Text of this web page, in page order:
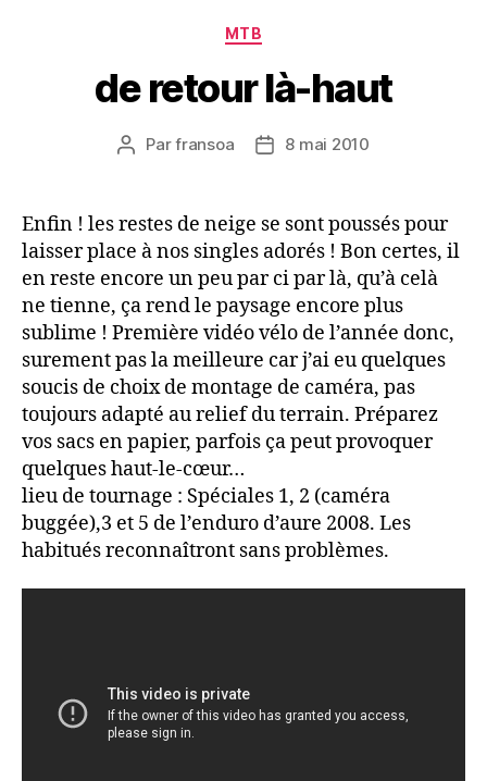
Catégories
MTB
de retour là-haut
Auteur
Parfransoa
Date8 mai 2010
Enfin ! les restes de neige se sont poussés pour
laisser place à nos singles adorés ! Bon certes, il
en reste encore un peu par ci par là, qu’à celà
ne tienne, ça rend le paysage encore plus
sublime ! Première vidéo vélo de l’année donc,
surement pas la meilleure car j’ai eu quelques
soucis de choix de montage de caméra, pas
toujours adapté au relief du terrain. Préparez
vos sacs en papier, parfois ça peut provoquer
quelques haut-le-cœur…
lieu de tournage : Spéciales 1, 2 (caméra
buggée),3 et 5 de l’enduro d’aure 2008. Les
habitués reconnaîtront sans problèmes.